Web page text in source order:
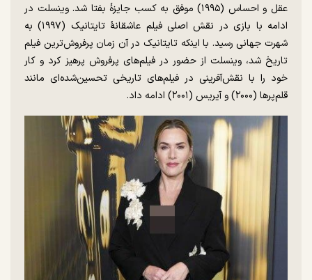
عقل و احساس (۱۹۹۵) موفق به کسب جایزهٔ بفتا شد. وینسلت در
ادامه با بازی در نقش اصلی فیلم عاشقانهٔ تایتانیک (۱۹۹۷) به
شهرت جهانی رسید. با اینکه تایتانیک در آن زمان پرفروش‌ترین فیلم
تاریخ شد، وینسلت از حضور در فیلم‌های پرفروش پرهیز کرد و کار
خود را با نقش‌آفرینی در فیلم‌های تاریخی تحسین‌شده‌ای مانند
قلم‌پرها (۲۰۰۰) و آیریس (۲۰۰۱) ادامه داد.